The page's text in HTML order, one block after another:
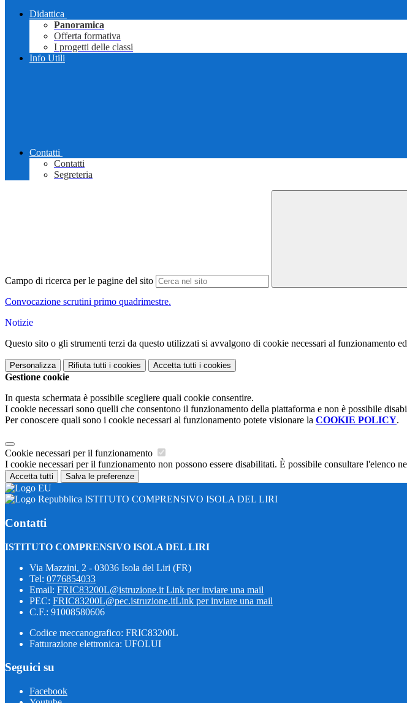
Didattica
Panoramica
Offerta formativa
I progetti delle classi
Info Utili
Contatti
Contatti
Segreteria
Campo di ricerca per le pagine del sito
Convocazione scrutini primo quadrimestre.
Notizie
Questo sito o gli strumenti terzi da questo utilizzati si avvalgono di cookie necessari al funzionamento
Personalizza Rifiuta tutti i cookies Accetta tutti i cookies
Gestione cookie
In questa schermata è possibile scegliere quali cookie consentire.
I cookie necessari sono quelli che consentono il funzionamento della piattaforma e non è possibile
Per conoscere quali sono i cookie necessari al funzionamento potete visionare la COOKIE POLICY.
Cookie necessari per il funzionamento
I cookie necessari per il funzionamento non possono essere disabilitati. È possibile consultare l'elenco
Accetta tutti Salva le preferenze
ISTITUTO COMPRENSIVO ISOLA DEL LIRI
Contatti
ISTITUTO COMPRENSIVO ISOLA DEL LIRI
Via Mazzini, 2 - 03036 Isola del Liri (FR)
Tel: 0776854033
Email: FRIC83200L@istruzione.it Link per inviare una mail
PEC: FRIC83200L@pec.istruzione.itLink per inviare una mail
C.F.: 91008580606
Codice meccanografico: FRIC83200L
Fatturazione elettronica: UFOLUI
Seguici su
Facebook